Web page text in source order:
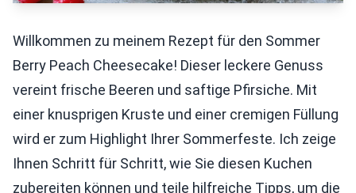
Willkommen zu meinem Rezept für den Sommer
Berry Peach Cheesecake! Dieser leckere Genuss
vereint frische Beeren und saftige Pfirsiche. Mit
einer knusprigen Kruste und einer cremigen Füllung
wird er zum Highlight Ihrer Sommerfeste. Ich zeige
Ihnen Schritt für Schritt, wie Sie diesen Kuchen
zubereiten können und teile hilfreiche Tipps, um die